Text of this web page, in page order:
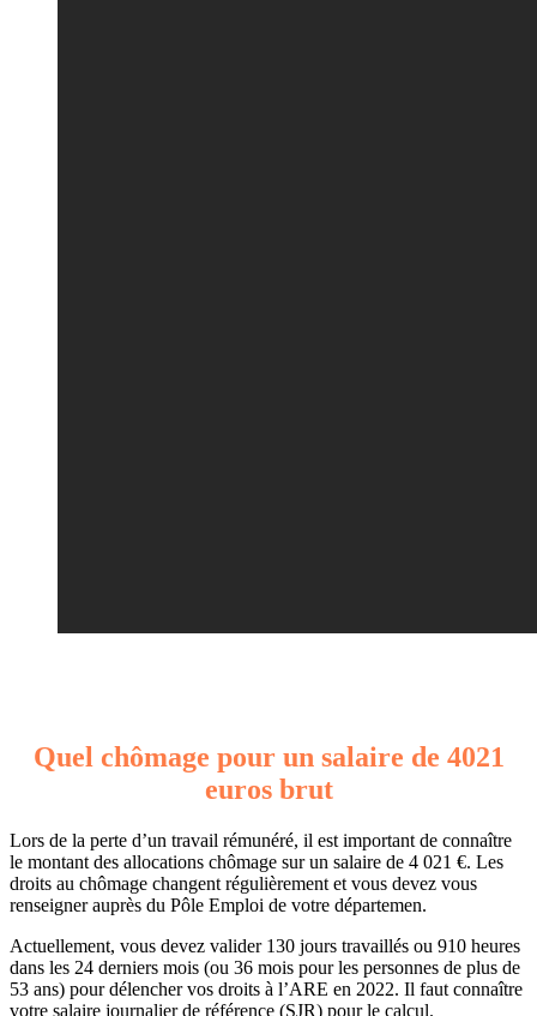
Quel chômage pour un salaire de 4021
euros brut
Lors de la perte d’un travail rémunéré, il est important de connaître
le montant des allocations chômage sur un salaire de 4 021 €. Les
droits au chômage changent régulièrement et vous devez vous
renseigner auprès du Pôle Emploi de votre départemen.
Actuellement, vous devez valider 130 jours travaillés ou 910 heures
dans les 24 derniers mois (ou 36 mois pour les personnes de plus de
53 ans) pour délencher vos droits à l’ARE en 2022. Il faut connaître
votre salaire journalier de référence (SJR) pour le calcul.